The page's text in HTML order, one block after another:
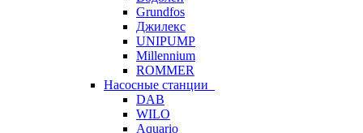
Grundfos
Джилекс
UNIPUMP
Millennium
ROMMER
Насосные станции
DAB
WILO
Aquario